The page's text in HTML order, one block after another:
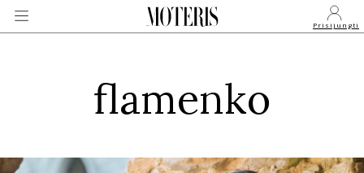
Prisijungti
MONARCHIJA
flamenko